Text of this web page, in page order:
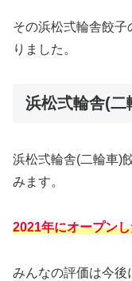
その浜松弍輪舎餃
りました。
浜松弍輪舎(二
浜松弍輪舎(二輪車)
みます。
2021年にオープン
みんなの評価は今後